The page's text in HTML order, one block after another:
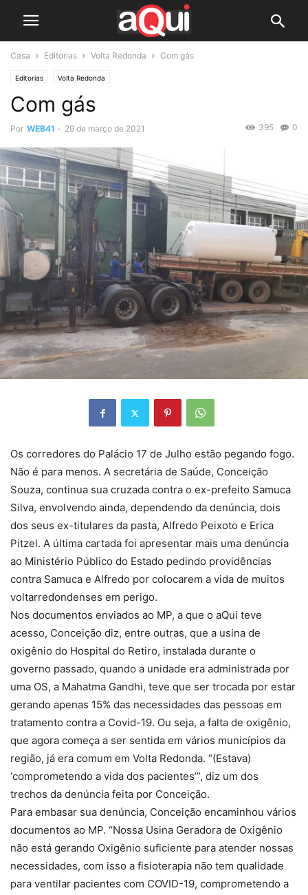
Casa Editorias Volta Redonda Com gás
Editorias Volta Redonda
Com gás
Por WEB41 - 29 de março de 2021 0
395
Os corredores do Palácio 17 de Julho estão pegando fogo.
Não é para menos. A secretária de Saúde, Conceição
Souza, continua sua cruzada contra o ex-prefeito Samuca
Silva, envolvendo ainda, dependendo da denúncia, dois
dos seus ex-titulares da pasta, Alfredo Peixoto e Erica
Pitzel. A última cartada foi apresentar mais uma denúncia
ao Ministério Público do Estado pedindo providências
contra Samuca e Alfredo por colocarem a vida de muitos
voltarredondenses em perigo.
Nos documentos enviados ao MP, a que o aQui teve
acesso, Conceição diz, entre outras, que a usina de
oxigênio do Hospital do Retiro, instalada durante o
governo passado, quando a unidade era administrada por
uma OS, a Mahatma Gandhi, teve que ser trocada por estar
gerando apenas 15% das necessidades das pessoas em
tratamento contra a Covid-19. Ou seja, a falta de oxigênio,
que agora começa a ser sentida em vários municípios da
região, já era comum em Volta Redonda. “(Estava)
‘comprometendo a vida dos pacientes’”, diz um dos
trechos da denúncia feita por Conceição.
Para embasar sua denúncia, Conceição encaminhou vários
documentos ao MP. “Nossa Usina Geradora de Oxigênio
não está gerando Oxigênio suficiente para atender nossas
necessidades, com isso a fisioterapia não tem qualidade
para ventilar pacientes com COVID-19, comprometendo a